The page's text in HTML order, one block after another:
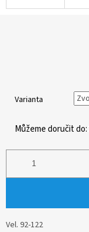
Varianta
Můžeme doručit do:
Vel. 92-122